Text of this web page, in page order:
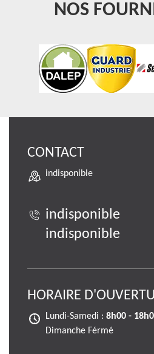
NOS
CONTACT
indisponible
indisponible
indisponible
HORAIRE
Lundi-Samedi : 8h00 -
Dimanche Férmé